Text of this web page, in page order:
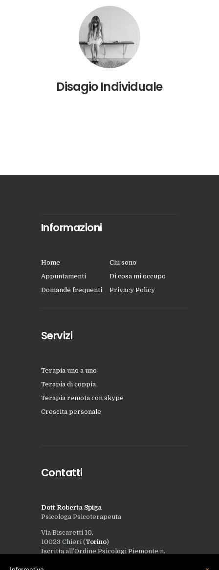
Disagio Individuale
Informazioni
Home
Chi sono
Appuntamenti
Di cosa mi occupo
Domande frequenti
Privacy Policy
Servizi
Terapia uno a uno
Terapia di coppia
Terapia remota con skype
Crescita personale
Contatti
Dott Roberta Spiga
Psicologa Psicoterapeuta
Via Biscaretti 10,
10023 Chieri (Torino)
Iscritta all’Ordine Psicologi Piemonte n.